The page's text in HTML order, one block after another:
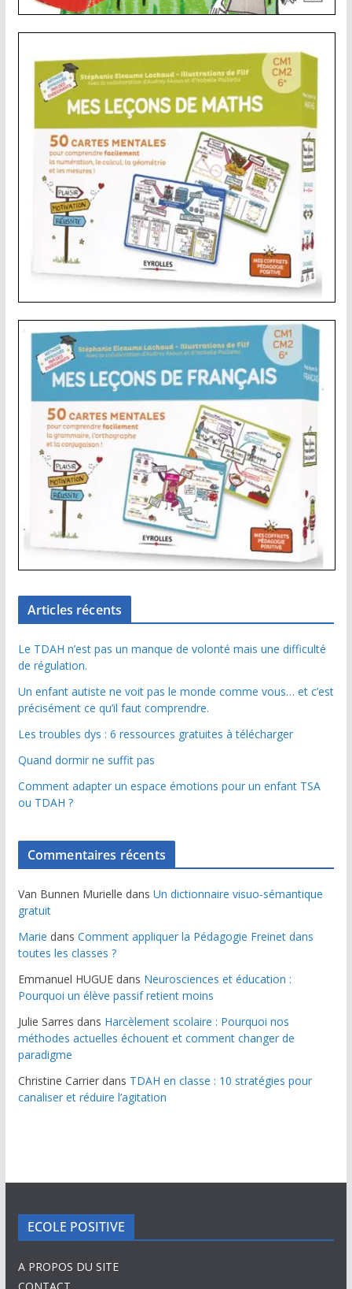
Articles récents
Le TDAH n’est pas un manque de volonté mais une difficulté
de régulation.
Un enfant autiste ne voit pas le monde comme vous… et c’est
précisément ce qu’il faut comprendre.
Les troubles dys : 6 ressources gratuites à télécharger
Quand dormir ne suffit pas
Comment adapter un espace émotions pour un enfant TSA
ou TDAH ?
Commentaires récents
Van Bunnen Murielle dans Un dictionnaire visuo-sémantique
gratuit
Marie dans Comment appliquer la Pédagogie Freinet dans
toutes les classes ?
Emmanuel HUGUEdans Neurosciences et éducation :
Pourquoi un élève passif retient moins
Julie Sarres dans Harcèlement scolaire : Pourquoi nos
méthodes actuelles échouent et comment changer de
paradigme
Christine Carrierdans TDAH en classe : 10 stratégies pour
canaliser et réduire l’agitation
ECOLE POSITIVE
A PROPOS DU SITE